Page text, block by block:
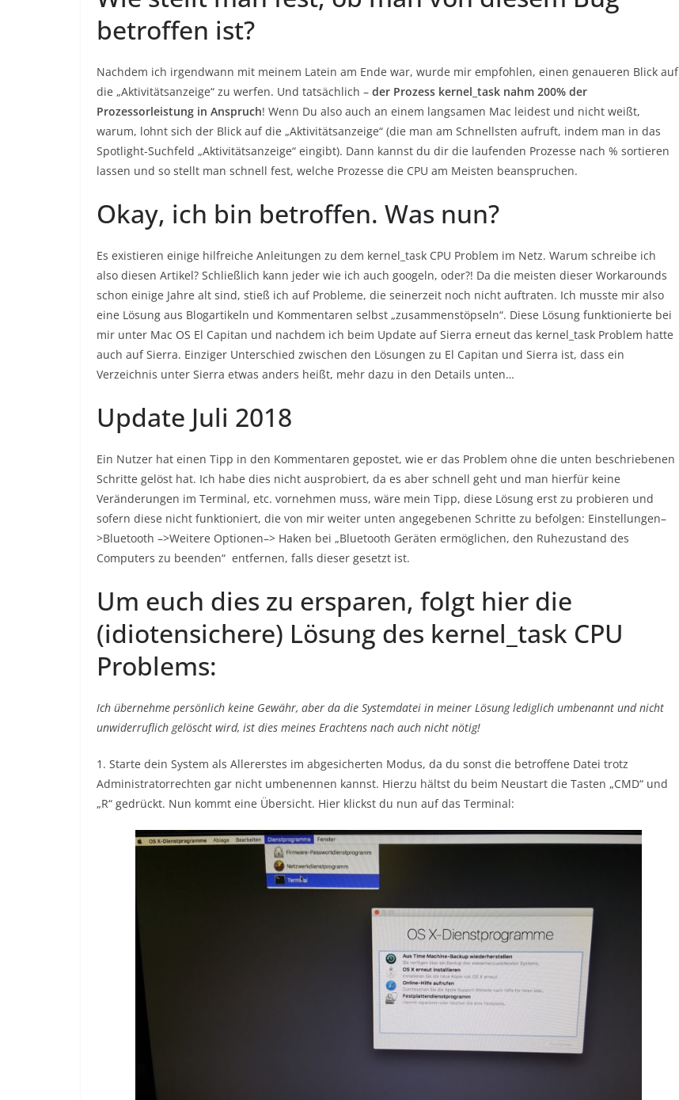
betroffen ist?
Nachdem ich irgendwann mit meinem Latein am Ende war, wurde mir empfohlen, einen genaueren Blick auf
die „Aktivitätsanzeige“ zu werfen. Und tatsächlich – der Prozess kernel_task nahm 200% der
Prozessorleistung in Anspruch! Wenn Du also auch an einem langsamen Mac leidest und nicht weißt,
warum, lohnt sich der Blick auf die „Aktivitätsanzeige“ (die man am Schnellsten aufruft, indem man in das
Spotlight-Suchfeld „Aktivitätsanzeige“ eingibt). Dann kannst du dir die laufenden Prozesse nach % sortieren
lassen und so stellt man schnell fest, welche Prozesse die CPU am Meisten beanspruchen.
Okay, ich bin betroffen. Was nun?
Es existieren einige hilfreiche Anleitungen zu dem kernel_task CPU Problem im Netz. Warum schreibe ich
also diesen Artikel? Schließlich kann jeder wie ich auch googeln, oder?! Da die meisten dieser Workarounds
schon einige Jahre alt sind, stieß ich auf Probleme, die seinerzeit noch nicht auftraten. Ich musste mir also
eine Lösung aus Blogartikeln und Kommentaren selbst „zusammenstöpseln“. Diese Lösung funktionierte bei
mir unter Mac OS El Capitan und nachdem ich beim Update auf Sierra erneut das kernel_task Problem hatte
auch auf Sierra. Einziger Unterschied zwischen den Lösungen zu El Capitan und Sierra ist, dass ein
Verzeichnis unter Sierra etwas anders heißt, mehr dazu in den Details unten…
Update Juli 2018
Ein Nutzer hat einen Tipp in den Kommentaren gepostet, wie er das Problem ohne die unten beschriebenen
Schritte gelöst hat. Ich habe dies nicht ausprobiert, da es aber schnell geht und man hierfür keine
Veränderungen im Terminal, etc. vornehmen muss, wäre mein Tipp, diese Lösung erst zu probieren und
sofern diese nicht funktioniert, die von mir weiter unten angegebenen Schritte zu befolgen: Einstellungen–
>Bluetooth –>Weitere Optionen–> Haken bei „Bluetooth Geräten ermöglichen, den Ruhezustand des
Computers zu beenden“ entfernen, falls dieser gesetzt ist.
Um euch dies zu ersparen, folgt hier die
(idiotensichere) Lösung des kernel_task CPU
Problems:
Ich übernehme persönlich keine Gewähr, aber da die Systemdatei in meiner Lösung lediglich umbenannt und nicht
unwiderruflich gelöscht wird, ist dies meines Erachtens nach auch nicht nötig!
1. Starte dein System als Allererstes im abgesicherten Modus, da du sonst die betroffene Datei trotz
Administratorrechten gar nicht umbenennen kannst. Hierzu hältst du beim Neustart die Tasten „CMD“ und
„R“ gedrückt. Nun kommt eine Übersicht. Hier klickst du nun auf das Terminal: